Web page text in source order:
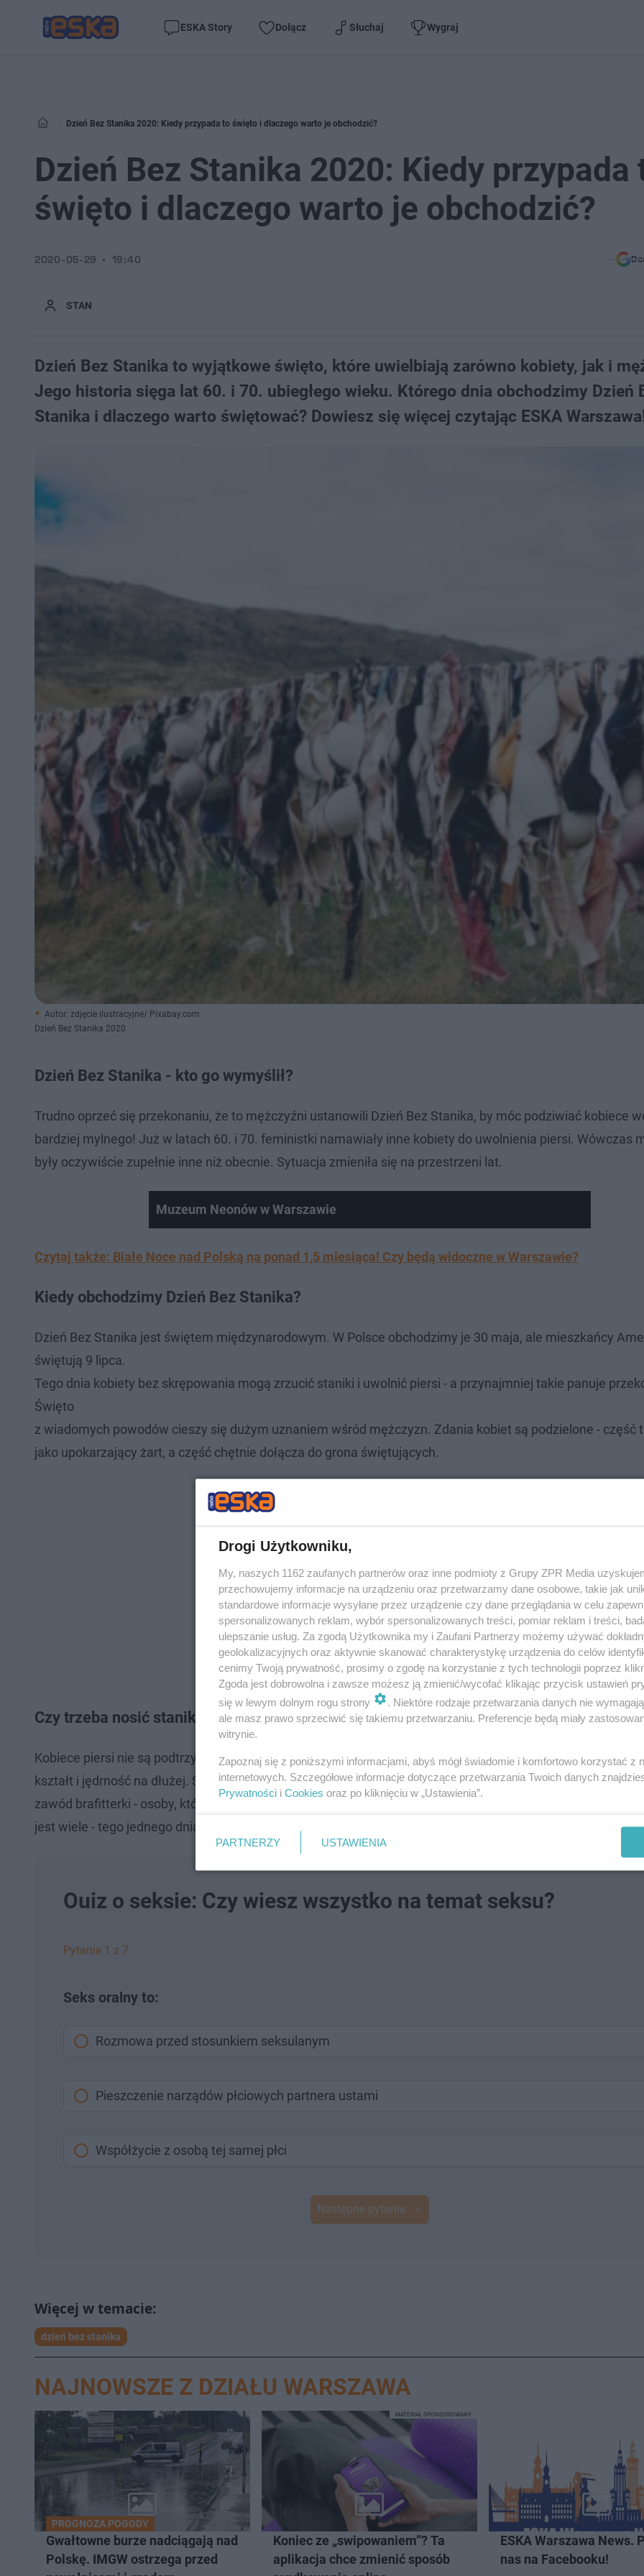
ESKA Story Dołącz Słuchaj Wygraj
Dzień Bez Stanika 2020: Kiedy przypada to święto i dlaczego warto je obchodzić?
Dzień Bez Stanika 2020: Kiedy przypada
święto i dlaczego warto je obchodzić?
STAN
2020-05-29 19:40
Dzień Bez Stanika to wyjątkowe święto, które uwielbiają zarówno kobiety, jak i
Jego historia sięga lat 60. i 70. ubiegłego wieku. Którego dnia obchodzimy Dzień
Stanika i dlaczego warto świętować? Dowiesz się więcej czytając ESKA
Autor: zdjęcie ilustracyjne/ Pixabay.com
Dzień Bez Stanika 2020
Dzień Bez Stanika - kto go wymyślił?
Trudno oprzeć się przekonaniu, że to mężczyźni ustanowili Dzień Bez Stanika, by móc podziwiać kobiece
bardziej mylnego! Już w latach 60. i 70. feministki namawiały inne kobiety do uwolnienia piersi. Wówczas
były oczywiście zupełnie inne niż obecnie. Sytuacja zmieniła się na przestrzeni lat.
Muzeum Neonów w Warszawie
Czytaj także: Białe Noce nad Polską na ponad 1,5 miesiąca! Czy będą widoczne w Warszawie?
Kiedy obchodzimy Dzień Bez Stanika?
Dzień Bez Stanika jest świętem międzynarodowym. W Polsce obchodzimy je 30 maja, ale mieszkańcy
świętują 9 lipca.
Tego dnia kobiety bez skrępowania mogą zrzucić staniki i uwolnić piersi - a przynajmniej takie panuje
Święto
z wiadomych powodów cieszy się dużym uznaniem wśród mężczyzn. Zdania kobiet są podzielone - część
jako upokarzający żart, a część chętnie dołącza do grona świętujących.
Czy trzeba nosić stanik?
Kobiece piersi nie są podtrzymywane przez żadne mięśnie. Dlatego warto im trochę pomóc, by zachowały
kształt i jędrność na dłużej. Staniki pomagają modelować kształt biustu. Na przestrzeni lat wykształcił się
zawód brafitterki - osoby, która pomaga dobrać odpowiedni biustonosz do sylwetki. I chociaż plusów
jest wiele - tego jednego dnia warto dołączyć do świętujących chociaż na kilka godzin w domowym zaciszu.
Ouiz o seksie: Czy wiesz wszystko na temat seksu?
Pytanie 1 z 7
Seks oralny to:
Rozmowa przed stosunkiem seksulanym
Pieszczenie narządów płciowych partnera ustami
Współżycie z osobą tej samej płci
Następne pytanie
dzień bez stanika
NAJNOWSZE Z DZIAŁU WARSZAWA
PROGNOZA POGODY
Gwałtowne burze nadciągają nad
Polskę. IMGW ostrzega przed
Koniec ze „swipowaniem”? Ta
aplikacja chce zmienić sposób
MATERIAŁ SPONSOROWANY
ESKA Warszawa News.
nas na Facebooku!
Drogi Użytkowniku,
My, naszych 1162 zaufanych partnerów oraz inne podmioty z Grupy ZPR Media
przechowujemy informacje na urządzeniu oraz przetwarzamy dane osobowe, takie jak
standardowe informacje wysyłane przez urządzenie czy dane przeglądania w celu
spersonalizowanych reklam, wybór spersonalizowanych treści, pomiar reklam i treści,
ulepszanie usług. Za zgodą Użytkownika my i Zaufani Partnerzy możemy używać
geolokalizacyjnych oraz aktywnie skanować charakterystykę urządzenia do celów
cenimy Twoją prywatność, prosimy o zgodę na korzystanie z tych technologii poprzez
Zgoda jest dobrowolna i zawsze możesz ją zmienić/wycofać klikając przycisk ustawień
się w lewym dolnym rogu strony
. Niektóre rodzaje przetwarzania danych nie
ale masz prawo sprzeciwić się takiemu przetwarzaniu. Preferencje będą miały
witrynie.
Zapoznaj się z poniższymi informacjami, abyś mógł świadomie i komfortowo korzystać z
internetowych. Szczegółowe informacje dotyczące przetwarzania Twoich danych
Prywatności i Cookies oraz po kliknięciu w „Ustawienia”.
PARTNERZY USTAWIENIA